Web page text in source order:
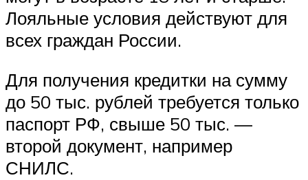
Лояльные условия действуют для
всех граждан России.
Для получения кредитки на сумму
до 50 тыс. рублей требуется только
паспорт РФ, свыше 50 тыс. —
второй документ, например
СНИЛС.